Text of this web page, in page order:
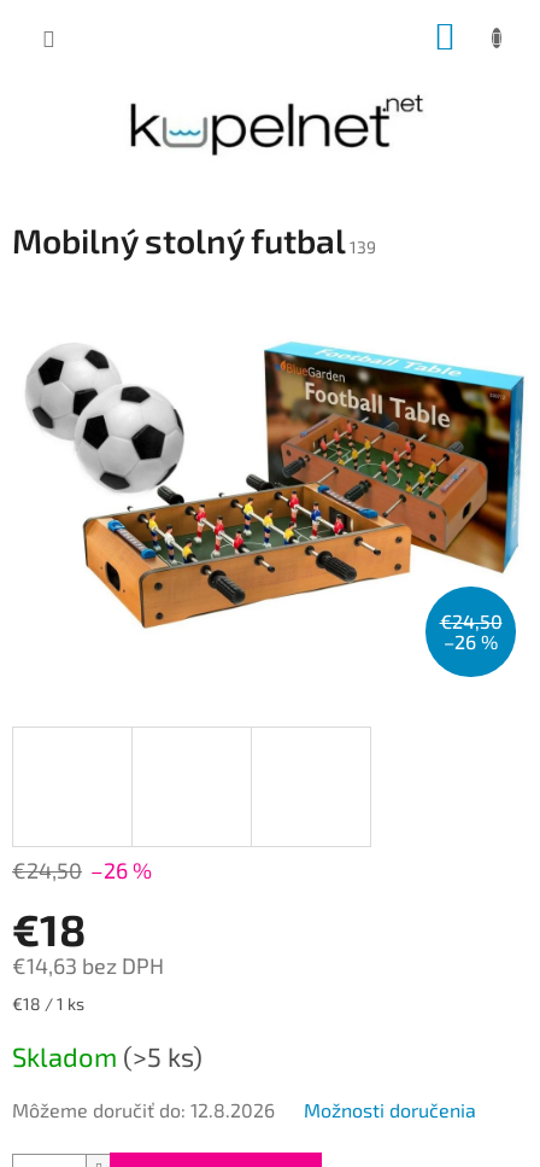
Mobilný stolný futbal139
€24,50
–26 %
€24,50 –26 %
€18
€14,63 bez DPH
Jednotková
€18 / 1 ks
Skladom (>5 ks)
Môžeme doručiť do: 12.8.2026 Možnosti doručenia